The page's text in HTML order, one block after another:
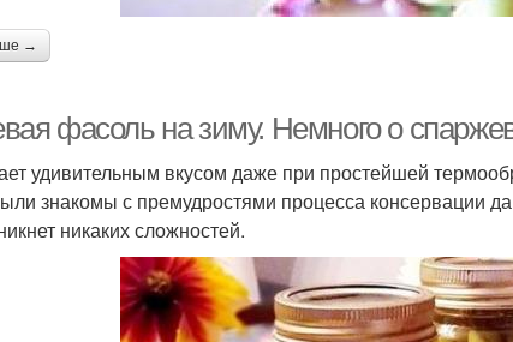
→
фасоль на зиму. Немного о
удивительным вкусом даже при простейшей
знакомы с премудростями процесса консервации
никаких сложностей.